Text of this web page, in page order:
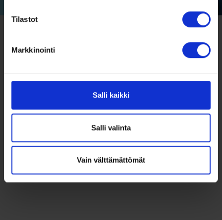
Tilastot
Markkinointi
Salli kaikki
Salli valinta
Vain välttämättömät